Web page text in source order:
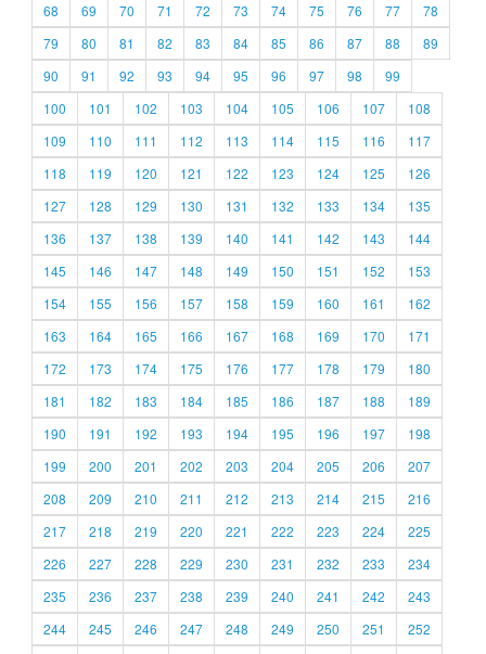
68
69 70 71 72 73 74 75 76 77
78
79
80 81 82 83 84 85 86 87 88
89
90
91 92 93 94 95 96 97 98
99
100
101 102 103 104 105 106 107
108
109
110 111 112 113 114 115 116
117
118
119 120 121 122 123 124 125
126
127
128 129 130 131 132 133 134
135
136
137 138 139 140 141 142 143
144
145
146 147 148 149 150 151 152
153
154
155 156 157 158 159 160 161
162
163
164 165 166 167 168 169 170
171
172
173 174 175 176 177 178 179
180
181
182 183 184 185 186 187 188
189
190
191 192 193 194 195 196 197
198
199
200 201 202 203 204 205 206
207
208
209 210 211 212 213 214 215
216
217
218 219 220 221 222 223 224
225
226
227 228 229 230 231 232 233
234
235
236 237 238 239 240 241 242
243
244
245 246 247 248 249 250 251
252